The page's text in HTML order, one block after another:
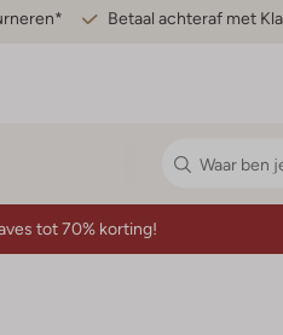
Betaal achteraf met
tot 70% korting!